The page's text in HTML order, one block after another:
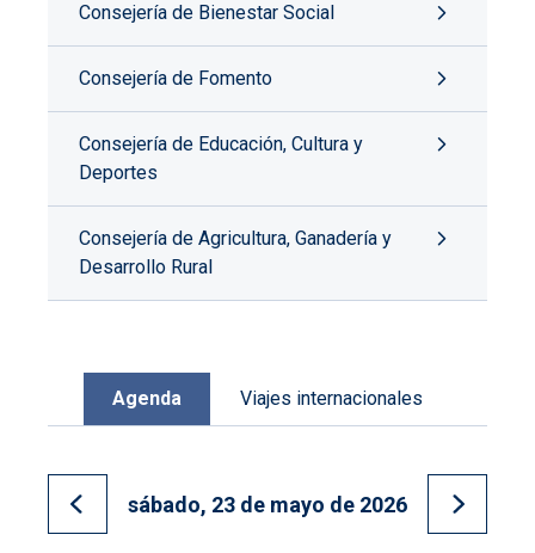
Consejería de Bienestar Social
Consejería de Fomento
Consejería de Educación, Cultura y
Deportes
Consejería de Agricultura, Ganadería y
Desarrollo Rural
Agenda Viajes internacionales
Ir al día anterior
sábado, 23 de mayo de 2026
Ir al día